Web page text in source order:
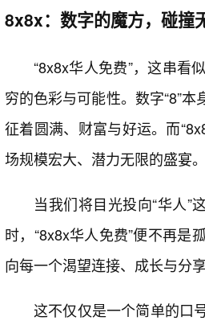
8x8x：数字的魔方，碰撞
“8x8x华人免费”，这串看
穷的色彩与可能性。数字“8”
征着圆满、财富与好运。而
场规模宏大、潜力无限的盛宴。
当我们将目光投向“华人”
时，“8x8x华人免费”便不再是
向每一个渴望连接、成长与分享
这不仅仅是一个简单的口